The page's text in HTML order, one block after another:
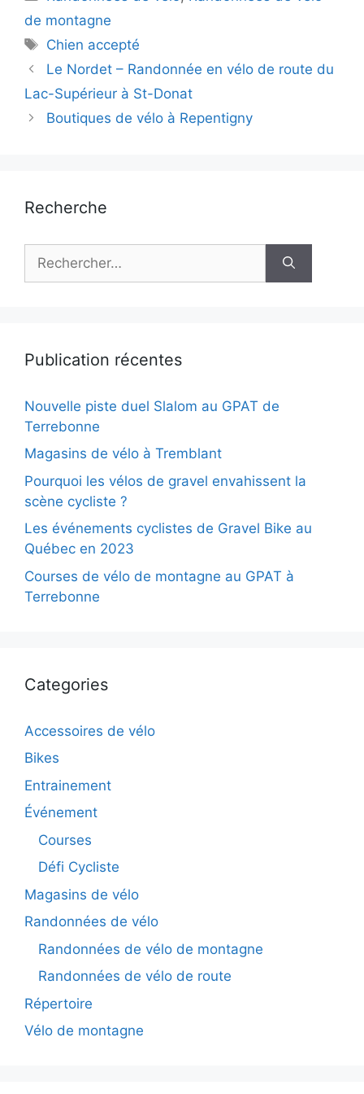
de montagne
Étiquettes
Chien accepté
Le Nordet – Randonnée en vélo de route du
Lac-Supérieur à St-Donat
Boutiques de vélo à Repentigny
Recherche
Publication récentes
Nouvelle piste duel Slalom au GPAT de
Terrebonne
Magasins de vélo à Tremblant
Pourquoi les vélos de gravel envahissent la
scène cycliste ?
Les événements cyclistes de Gravel Bike au
Québec en 2023
Courses de vélo de montagne au GPAT à
Terrebonne
Categories
Accessoires de vélo
Bikes
Entrainement
Événement
Courses
Défi Cycliste
Magasins de vélo
Randonnées de vélo
Randonnées de vélo de montagne
Randonnées de vélo de route
Répertoire
Vélo de montagne